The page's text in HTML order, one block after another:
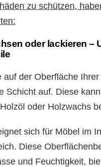
zu schützen,
oder lackieren –
auf der Oberfläche
Schicht auf. Diese
oder Holzwachs
sich für Möbel im
Diese
und Feuchtigkeit,